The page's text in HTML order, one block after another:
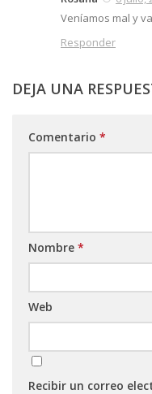
Veníamos mal y
Responder
DEJA UNA
Comentario *
Nombre *
Web
Recibir un correo